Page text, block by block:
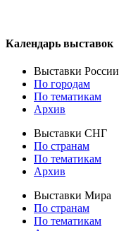
Календарь выставок
Выставки России
По городам
По тематикам
Архив
Выставки СНГ
По странам
По тематикам
Архив
Выставки Мира
По странам
По тематикам